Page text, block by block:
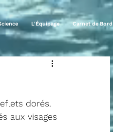
L'Équipage Carnet de Bord
dorés.
aux visages